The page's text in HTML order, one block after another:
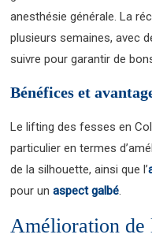
anesthésie générale. La
plusieurs semaines, avec
suivre pour garantir de
Bénéfices et
Le lifting des fesses en
particulier en termes
de la silhouette, ainsi que l’
pour unaspect galbé.
Amélioration de